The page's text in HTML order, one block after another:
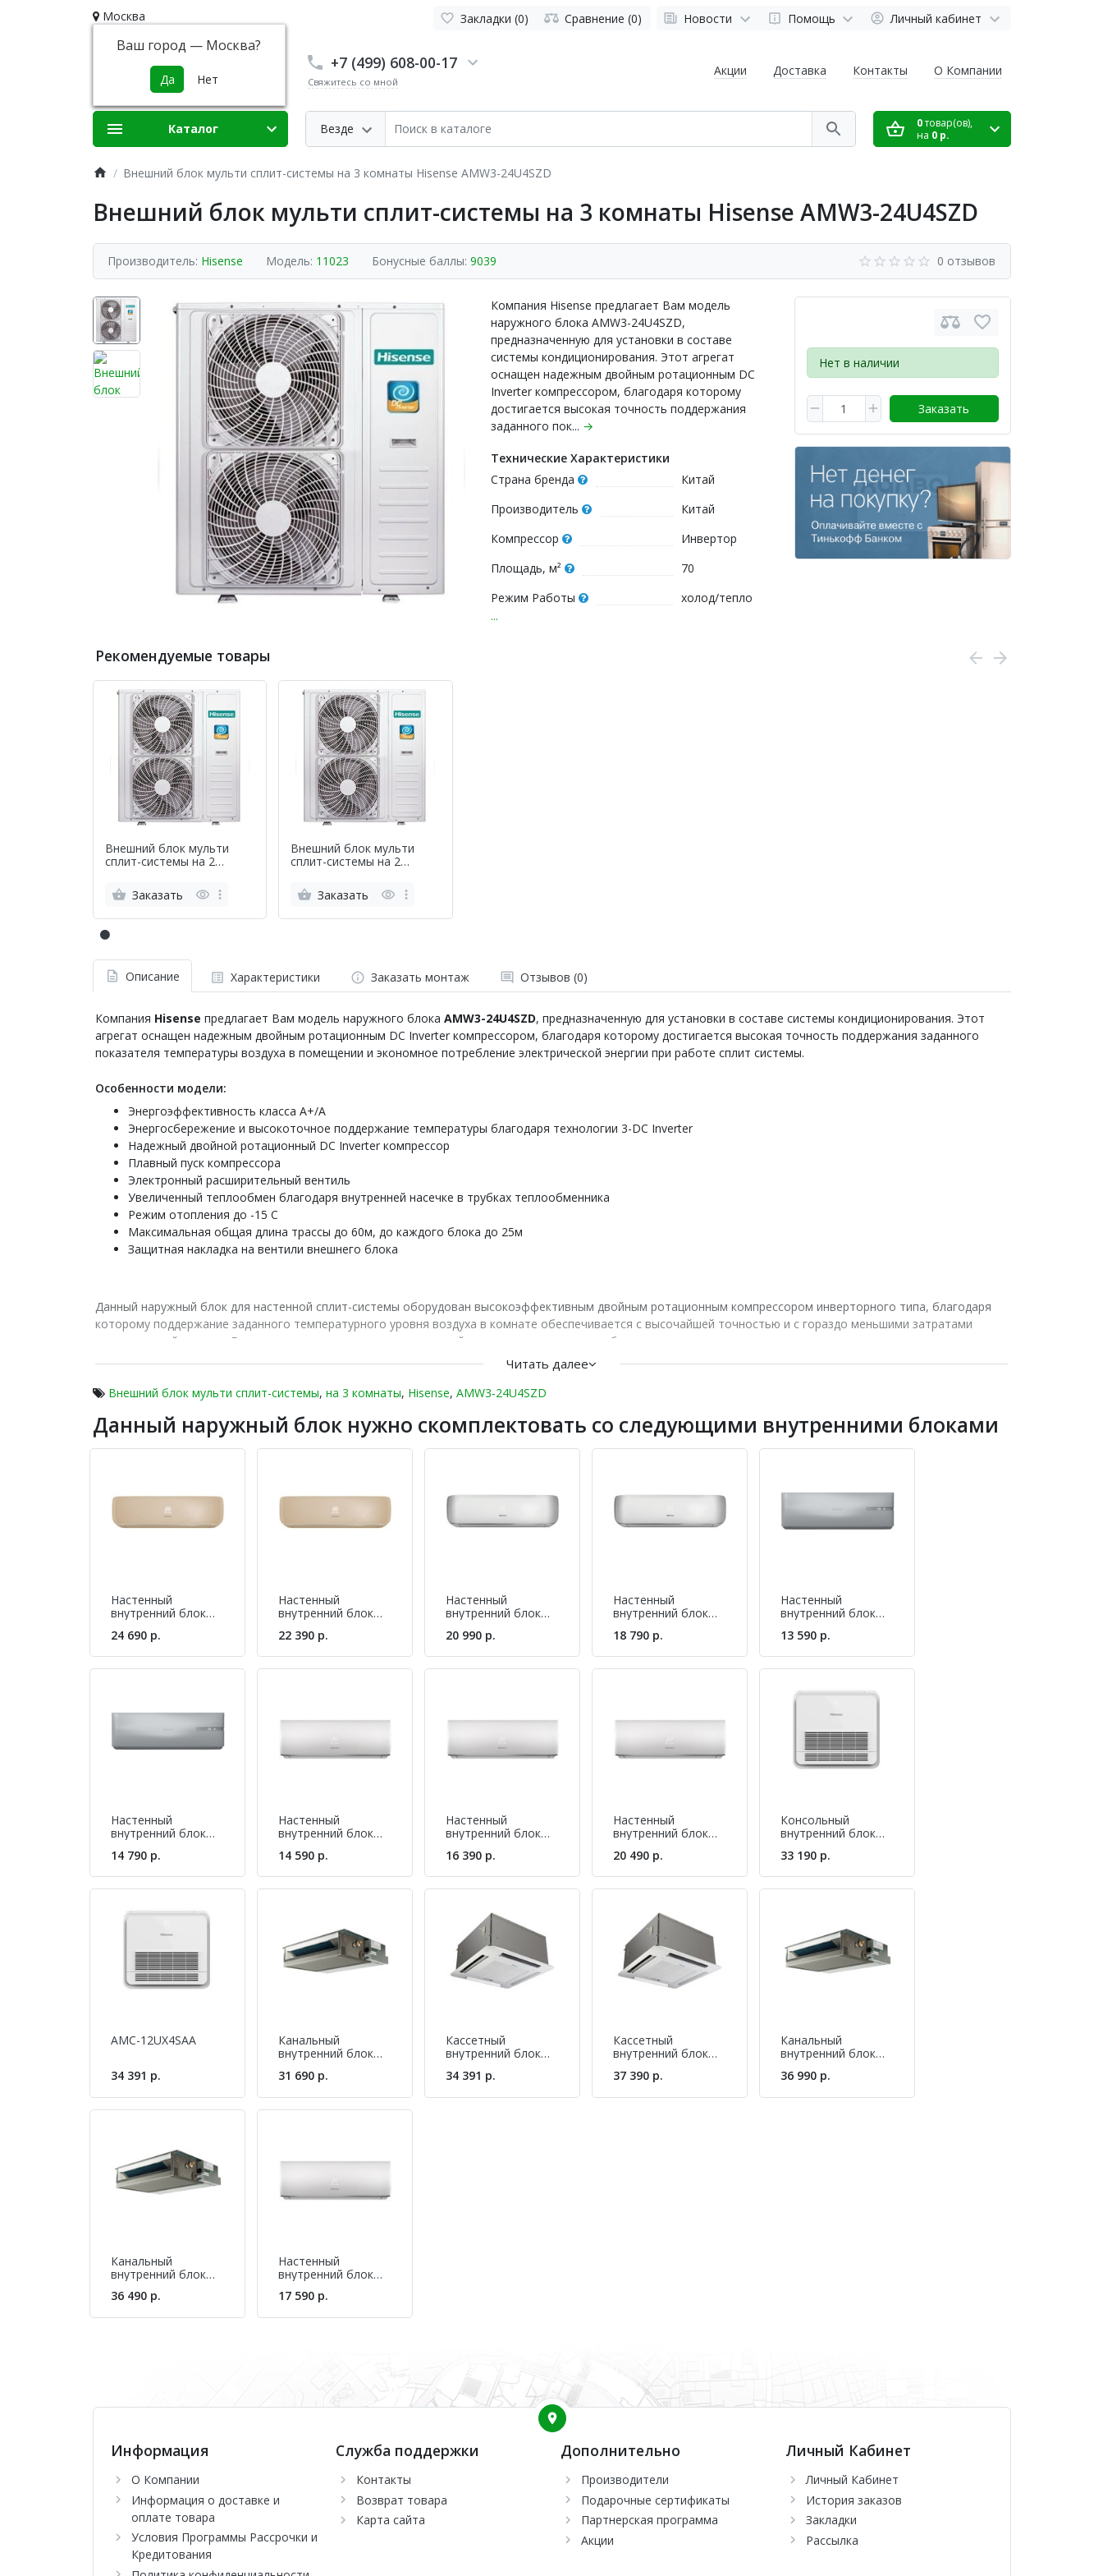
Москва
Ваш город — Москва?
Закладки (0) Сравнение (0) Новости Помощь Личный кабинет
+7 (499) 608-00-17
Свяжитесь со мной
Везде
Акции Доставка Контакты О Компании
0товар(ов),
на 0 р.
Каталог
Внешний блок мульти сплит-системы на 3 комнаты Hisense AMW3-24U4SZD
Внешний блок мульти сплит-системы на 3 комнаты Hisense AMW3-24U4SZD
Производитель: Hisense Модель: 11023 Бонусные баллы: 9039 0 отзывов
Нет в наличии
Заказать
Компания Hisense предлагает Вам модель
наружного блока AMW3-24U4SZD,
предназначенную для установки в составе
системы кондиционирования. Этот агрегат
оснащен надежным двойным ротационным DC
Inverter компрессором, благодаря которому
достигается высокая точность поддержания
заданного пок... →
Технические Характеристики
Страна бренда
Китай
Производитель
Китай
Компрессор
Инвертор
Площадь, м²
70
Режим Работы
холод/тепло
...
Рекомендуемые товары
Внешний блок мульти
сплит-системы на 2
18U4SXEЗаказать
Внешний блок мульти
сплит-системы на 2
14U4SREЗаказать
Описание Характеристики Заказать монтаж Отзывов (0)
Компания Hisense предлагает Вам модель наружного блока AMW3-24U4SZD, предназначенную для установки в составе системы кондиционирования. Этот
агрегат оснащен надежным двойным ротационным DC Inverter компрессором, благодаря которому достигается высокая точность поддержания заданного
показателя температуры воздуха в помещении и экономное потребление электрической энергии при работе сплит системы.
Особенности модели:
Энергоэффективность класса А+/А
Энергосбережение и высокоточное поддержание температуры благодаря технологии 3-DC Inverter
Надежный двойной ротационный DC Inverter компрессор
Плавный пуск компрессора
Электронный расширительный вентиль
Увеличенный теплообмен благодаря внутренней насечке в трубках теплообменника
Режим отопления до -15 С
Максимальная общая длина трассы до 60м, до каждого блока до 25м
Защитная накладка на вентили внешнего блока
Данный наружный блок для настенной сплит-системы оборудован высокоэффективным двойным ротационным компрессором инверторного типа, благодаря
которому поддержание заданного температурного уровня воздуха в комнате обеспечивается с высочайшей точностью и с гораздо меньшими затратами
электрической энергии. Благодаря оснащению компрессора двойным ротором трение и вибрация во время его вращения значительно снизились, что сделало
его работу более плавной. Также, это позволило предотвратить утечку хладагента во время сжатия. В итоге это обусловило более тихую и эффективную
На медных трубках теплообменника с внутренней стороны нанесены насечки, которые значительно (до 50%) ускоряют скорость прохождения хладагента и тем
самым повышают эффективность температурного обмена.
Функция плавного пуска компрессора предупреждает возникновения перегрузок систему электропитания при запуске агрегата.
градусов.
Читать далее
Внешний блок мульти сплит-системы, на 3 комнаты, Hisense, AMW3-24U4SZD
Данный наружный блок нужно скомплектовать со следующими внутренними блоками
Настенный
внутренний блок
системы Hisense
AMS-
12UR4SVETG67(C)
24 690 р.
Настенный
внутренний блок
системы Hisense
AMS-
09UR4SVETG67(C)
22 390 р.
Настенный
внутренний блок
системы Hisense
AMS-12UR4SVETG67
20 990 р.
Настенный
внутренний блок
системы Hisense
AMS-09UR4SVETG67
18 790 р.
Настенный
внутренний блок
системы Hisense
AMS-09UR4SVEDL6
(S)
13 590 р.
Настенный
внутренний блок
системы Hisense
AMS-12UR4SVEDL6
(S)
14 790 р.
Настенный
внутренний блок
системы Hisense
AMS-07UR4SVEDB65
14 590 р.
Настенный
внутренний блок
системы Hisense
AMS-09UR4SVEDB65
16 390 р.
Настенный
внутренний блок
системы Hisense
AMS-
18UR4SFADB65
20 490 р.
Консольный
внутренний блок
системы Hisense
AKT-09UR4RK4
33 190 р.
AMC-12UX4SAA
34 391 р.
Канальный
внутренний блок
системы Hisense
31 690 р.
Кассетный
внутренний блок
системы Hisense
34 391 р.
Кассетный
внутренний блок
системы Hisense
37 390 р.
Канальный
внутренний блок
системы Hisense
36 990 р.
Канальный
внутренний блок
системы Hisense
36 490 р.
Настенный
внутренний блок
системы Hisense
17 590 р.
Информация
О Компании
Информация о доставке и
оплате товара
Условия Программы Рассрочки и
Кредитования
Служба поддержки
Контакты
Возврат товара
Карта сайта
Дополнительно
Производители
Подарочные сертификаты
Партнерская программа
Акции
Личный Кабинет
Личный Кабинет
История заказов
Закладки
Рассылка